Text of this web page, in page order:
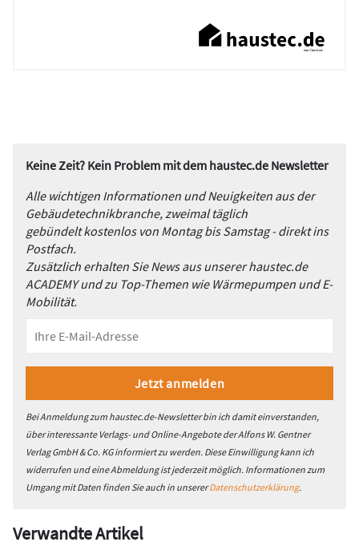
Keine Zeit? Kein Problem mit dem haustec.de Newsletter
Alle wichtigen Informationen und Neuigkeiten aus der
Gebäudetechnikbranche, zweimal täglich
gebündelt kostenlos von Montag bis Samstag - direkt ins
Postfach.
Zusätzlich erhalten Sie News aus unserer haustec.de
ACADEMY und zu Top-Themen wie Wärmepumpen und E-
Mobilität.
Bei Anmeldung zum haustec.de-Newsletter bin ich damit einverstanden,
über interessante Verlags- und Online-Angebote der Alfons W. Gentner
Verlag GmbH & Co. KG informiert zu werden. Diese Einwilligung kann ich
widerrufen und eine Abmeldung ist jederzeit möglich. Informationen zum
Umgang mit Daten finden Sie auch in unsererDatenschutzerklärung.
Verwandte Artikel